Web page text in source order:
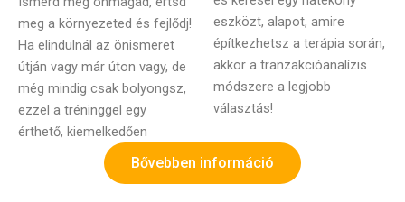
meg a környezeted és fejlődj!
Ha elindulnál az önismeret
útján vagy már úton vagy, de
még mindig csak bolyongsz,
ezzel a tréninggel egy
érthető, kiemelkedően
eszközt, alapot, amire
építkezhetsz a terápia során,
akkor a tranzakcióanalízis
módszere a legjobb
választás!
Bővebben információ